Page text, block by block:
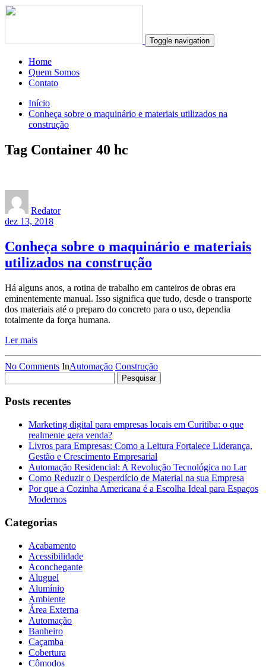
Toggle navigation
Home
Quem Somos
Contato
Início
Conheça sobre o maquinário e materiais utilizados na
construção
Tag Container 40 hc
Redator
dez 13, 2018
Conheça sobre o maquinário e materiais
utilizados na construção
Há alguns anos, a rotina de trabalho em canteiros de obras era
eminentemente manual. Isso significa que tudo, desde o transporte
dos materiais até o preparo do concreto para o uso, dependia
totalmente da força humana.
Ler mais
No Comments InAutomação Construção
por:
Posts recentes
Marketing digital para empresas locais em Curitiba: o que
realmente gera venda?
Livros para Empresas: Como a Leitura Fortalece Liderança,
Gestão e Crescimento Empresarial
Automação Residencial: A Revolução Tecnológica no Lar
Como Reduzir o Desperdício de Material na sua Empresa
Por que a Cozinha Americana é a Escolha Ideal para Espaços
Modernos
Categorias
Acabamento
Acessibilidade
Aconchegante
Aluguel
Alumínio
Ambiente
Área Externa
Automação
Banheiro
Caçamba
Cobertura
Cômodos